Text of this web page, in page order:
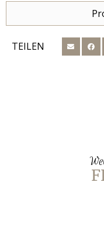
TEILEN